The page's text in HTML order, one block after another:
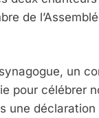
de
un
pour célébrer
une déclaration